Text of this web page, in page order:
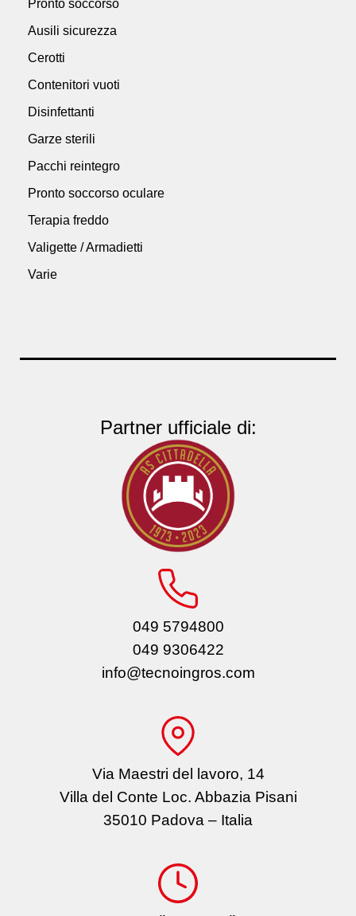
Pronto soccorso
Ausili sicurezza
Cerotti
Contenitori vuoti
Disinfettanti
Garze sterili
Pacchi reintegro
Pronto soccorso oculare
Terapia freddo
Valigette / Armadietti
Varie
Partner ufficiale di:
049 5794800
049 9306422
info@tecnoingros.com
Via Maestri del lavoro, 14
Villa del Conte Loc. Abbazia Pisani
35010 Padova – Italia